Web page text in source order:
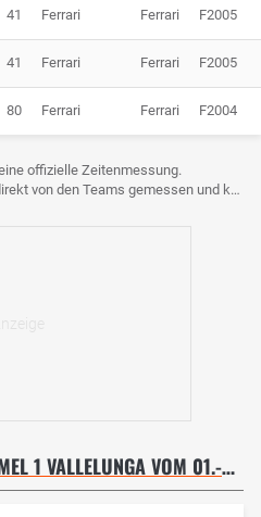
41 Ferrari Ferrari F2005
41 Ferrari Ferrari F2005
80 Ferrari Ferrari F2004
offizielle Zeitenmessung.
gemessen und können voneinander abweichen.
TESTFAHRT 01.11.05 - FORMEL 1 VALLELUNGA VOM 01.-03. NOVEMBER